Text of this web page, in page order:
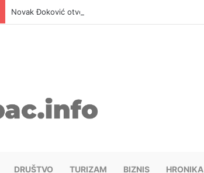
Novak Đoković otvorio dušu: “Taj poraz me uništio”
DRUŠTVO TURIZAM BIZNIS HRONIKA